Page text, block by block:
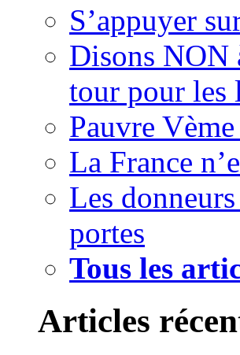
S’appuyer
Disons NON
tour pour les
Pauvre
La France
Les
portes
Tous les
Articles